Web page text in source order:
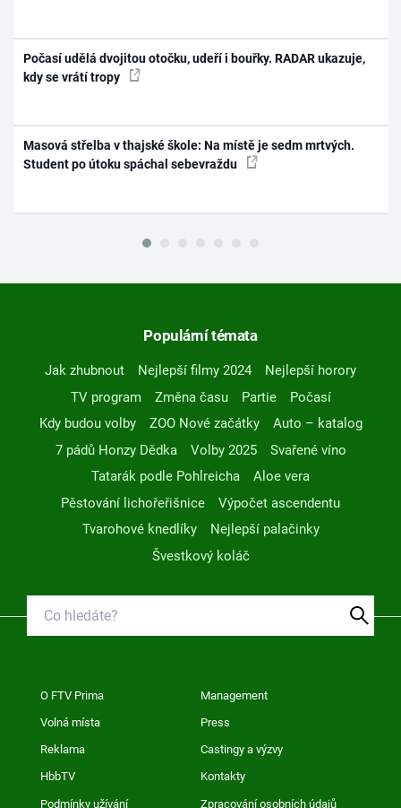
Počasí udělá dvojitou otočku, udeří i bouřky. RADAR ukazuje,
kdy se vrátí tropy
Masová střelba v thajské škole: Na místě je sedm mrtvých.
Student po útoku spáchal sebevraždu
Populární témata
Jak zhubnout Nejlepší filmy 2024
Nejlepší horory
TV program
Změna času Partie
Počasí
Kdy budou volby
ZOO Nové začátky
Auto – katalog
7 pádů Honzy Dědka
Volby 2025
Svařené víno
Tatarák podle Pohlreicha
Aloe vera
Pěstování lichořeřišnice
Výpočet ascendentu
Tvarohové knedlíky
Nejlepší palačinky
Švestkový koláč
O FTV Prima Management
Volná místa Press
Reklama Castingy a výzvy
HbbTV Kontakty
Podmínky užívání Zpracování osobních údajů